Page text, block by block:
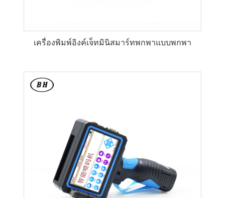
เครื่องพิมพ์อิงค์เจ็ทมินิสมาร์ทพกพาแบบพกพา